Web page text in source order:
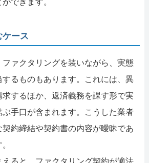
ケース
ァクタリングを装いながら、実態
るものもあります。これには、異
するほか、返済義務を課す形で実
手口が含まれます。こうした業者
約締結や契約書の内容が曖昧であ
ると、ファクタリング契約が適法